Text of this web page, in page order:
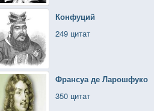
Конфуций
249 цитат
Франсуа де Ларошфуко
350 цитат